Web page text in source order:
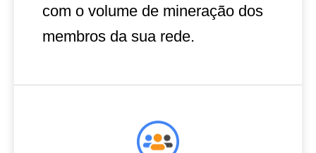
com o volume de mineração dos
membros da sua rede.